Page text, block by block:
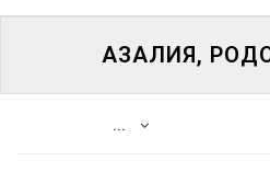
АЗАЛИЯ,
...